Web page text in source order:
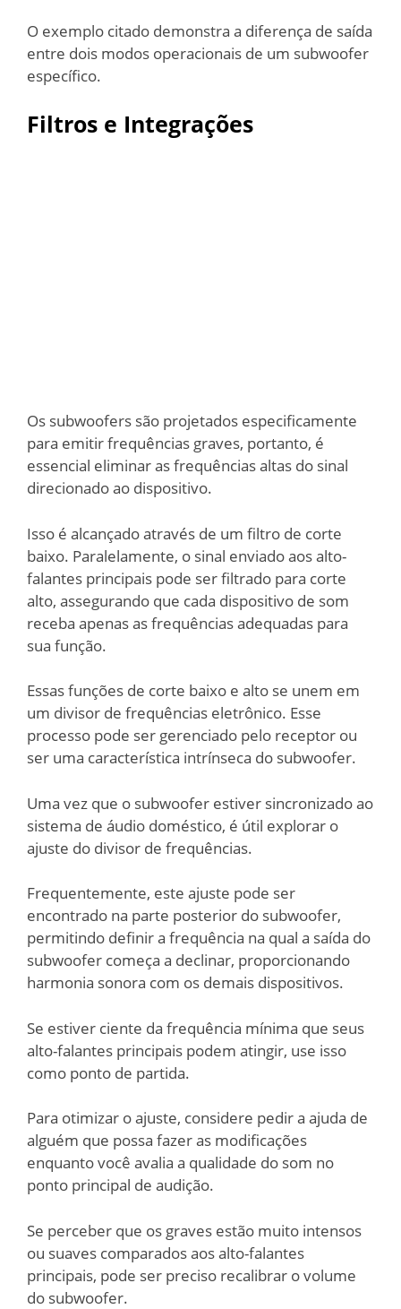
O exemplo citado demonstra a diferença de saída
entre dois modos operacionais de um subwoofer
específico.
Filtros e Integrações
Os subwoofers são projetados especificamente
para emitir frequências graves, portanto, é
essencial eliminar as frequências altas do sinal
direcionado ao dispositivo.
Isso é alcançado através de um filtro de corte
baixo. Paralelamente, o sinal enviado aos alto-
falantes principais pode ser filtrado para corte
alto, assegurando que cada dispositivo de som
receba apenas as frequências adequadas para
sua função.
Essas funções de corte baixo e alto se unem em
um divisor de frequências eletrônico. Esse
processo pode ser gerenciado pelo receptor ou
ser uma característica intrínseca do subwoofer.
Uma vez que o subwoofer estiver sincronizado ao
sistema de áudio doméstico, é útil explorar o
ajuste do divisor de frequências.
Frequentemente, este ajuste pode ser
encontrado na parte posterior do subwoofer,
permitindo definir a frequência na qual a saída do
subwoofer começa a declinar, proporcionando
harmonia sonora com os demais dispositivos.
Se estiver ciente da frequência mínima que seus
alto-falantes principais podem atingir, use isso
como ponto de partida.
Para otimizar o ajuste, considere pedir a ajuda de
alguém que possa fazer as modificações
enquanto você avalia a qualidade do som no
ponto principal de audição.
Se perceber que os graves estão muito intensos
ou suaves comparados aos alto-falantes
principais, pode ser preciso recalibrar o volume
do subwoofer.